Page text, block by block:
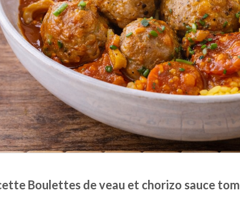
Boulettes de veau et chorizo sauce